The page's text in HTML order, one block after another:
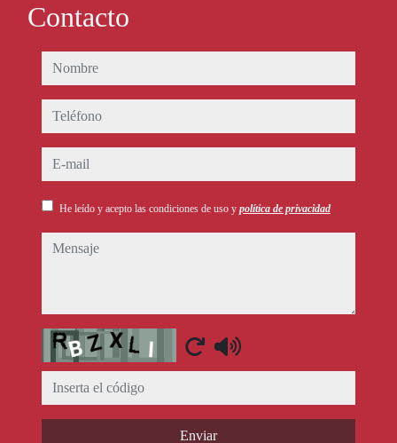
Contacto
nombre
teléfono
e-mail
He leído y acepto las condiciones de uso y política de privacidad
mensaje
Captcha
Enviar